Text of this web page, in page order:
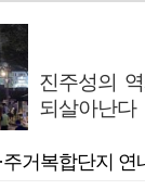
진주성의
되살아난다
주거복합단지 연